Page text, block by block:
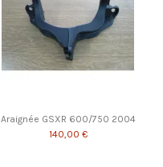
Araignée GSXR 600/750 2004
140,00 €